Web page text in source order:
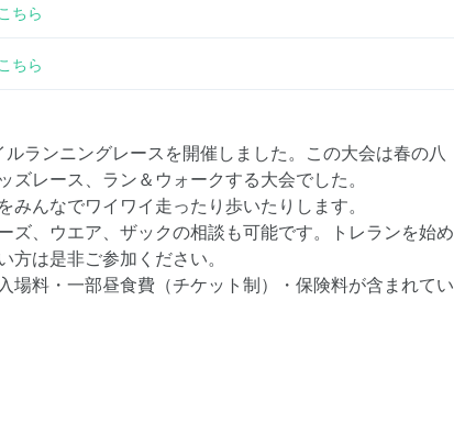
ちら
ちら
ランニングレースを開催しました。この大会は春の八
レース、ラン＆ウォークする大会でした。
みんなでワイワイ走ったり歩いたりします。
ズ、ウエア、ザックの相談も可能です。トレランを始め
方は是非ご参加ください。
場料・一部昼食費（チケット制）・保険料が含まれてい